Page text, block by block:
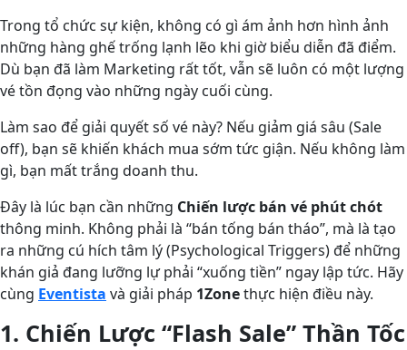
Trong tổ chức sự kiện, không có gì ám ảnh hơn hình ảnh
những hàng ghế trống lạnh lẽo khi giờ biểu diễn đã điểm.
Dù bạn đã làm Marketing rất tốt, vẫn sẽ luôn có một lượng
vé tồn đọng vào những ngày cuối cùng.
Làm sao để giải quyết số vé này? Nếu giảm giá sâu (Sale
off), bạn sẽ khiến khách mua sớm tức giận. Nếu không làm
gì, bạn mất trắng doanh thu.
Đây là lúc bạn cần những Chiến lược bán vé phút chót
thông minh. Không phải là “bán tống bán tháo”, mà là tạo
ra những cú hích tâm lý (Psychological Triggers) để những
khán giả đang lưỡng lự phải “xuống tiền” ngay lập tức. Hãy
cùng Eventista và giải pháp 1Zonethực hiện điều này.
1. Chiến Lược “Flash Sale” Thần Tốc